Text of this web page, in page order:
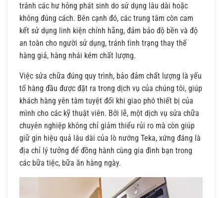
tránh các hư hỏng phát sinh do sử dụng lâu dài hoặc
không đúng cách. Bên cạnh đó, các trung tâm còn cam
kết sử dụng linh kiện chính hãng, đảm bảo độ bền và độ
an toàn cho người sử dụng, tránh tình trạng thay thế
hàng giả, hàng nhái kém chất lượng.
Việc sửa chữa đúng quy trình, bảo đảm chất lượng là yếu
tố hàng đầu được đặt ra trong dịch vụ của chúng tôi, giúp
khách hàng yên tâm tuyệt đối khi giao phó thiết bị của
mình cho các kỹ thuật viên. Bởi lẽ, một dịch vụ sửa chữa
chuyên nghiệp không chỉ giảm thiểu rủi ro mà còn giúp
giữ gìn hiệu quả lâu dài của lò nướng Teka, xứng đáng là
địa chỉ lý tưởng để đồng hành cùng gia đình bạn trong
các bữa tiệc, bữa ăn hàng ngày.